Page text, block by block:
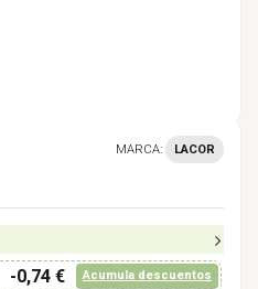
MARCA: LACOR
-0,74 € Acumula descuentos